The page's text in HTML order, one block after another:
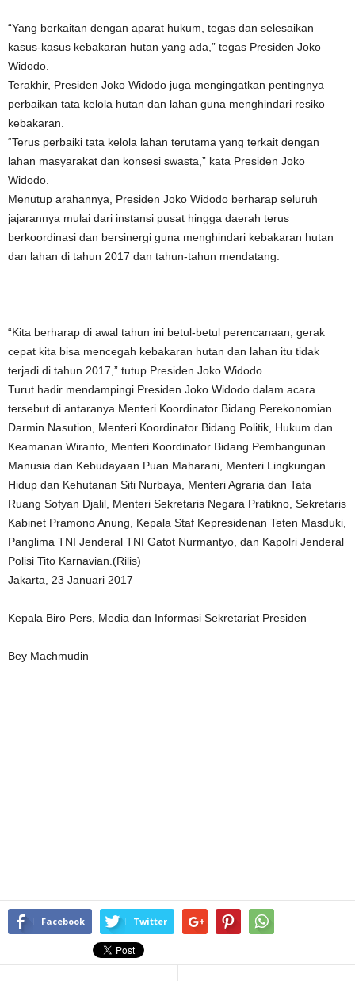
“Yang berkaitan dengan aparat hukum, tegas dan selesaikan
kasus-kasus kebakaran hutan yang ada,” tegas Presiden Joko
Widodo.
Terakhir, Presiden Joko Widodo juga mengingatkan pentingnya
perbaikan tata kelola hutan dan lahan guna menghindari resiko
kebakaran.
“Terus perbaiki tata kelola lahan terutama yang terkait dengan
lahan masyarakat dan konsesi swasta,” kata Presiden Joko
Widodo.
Menutup arahannya, Presiden Joko Widodo berharap seluruh
jajarannya mulai dari instansi pusat hingga daerah terus
berkoordinasi dan bersinergi guna menghindari kebakaran hutan
dan lahan di tahun 2017 dan tahun-tahun mendatang.
“Kita berharap di awal tahun ini betul-betul perencanaan, gerak
cepat kita bisa mencegah kebakaran hutan dan lahan itu tidak
terjadi di tahun 2017,” tutup Presiden Joko Widodo.
Turut hadir mendampingi Presiden Joko Widodo dalam acara
tersebut di antaranya Menteri Koordinator Bidang Perekonomian
Darmin Nasution, Menteri Koordinator Bidang Politik, Hukum dan
Keamanan Wiranto, Menteri Koordinator Bidang Pembangunan
Manusia dan Kebudayaan Puan Maharani, Menteri Lingkungan
Hidup dan Kehutanan Siti Nurbaya, Menteri Agraria dan Tata
Ruang Sofyan Djalil, Menteri Sekretaris Negara Pratikno, Sekretaris
Kabinet Pramono Anung, Kepala Staf Kepresidenan Teten Masduki,
Panglima TNI Jenderal TNI Gatot Nurmantyo, dan Kapolri Jenderal
Polisi Tito Karnavian.(Rilis)
Jakarta, 23 Januari 2017
Kepala Biro Pers, Media dan Informasi Sekretariat Presiden
Bey Machmudin
Facebook Twitter